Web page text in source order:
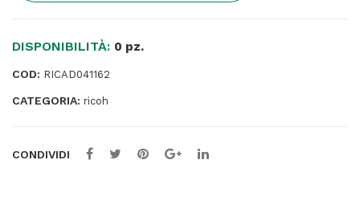
DISPONIBILITÀ: 0 pz.
COD: RICAD041162
CATEGORIA: ricoh
CONDIVIDI